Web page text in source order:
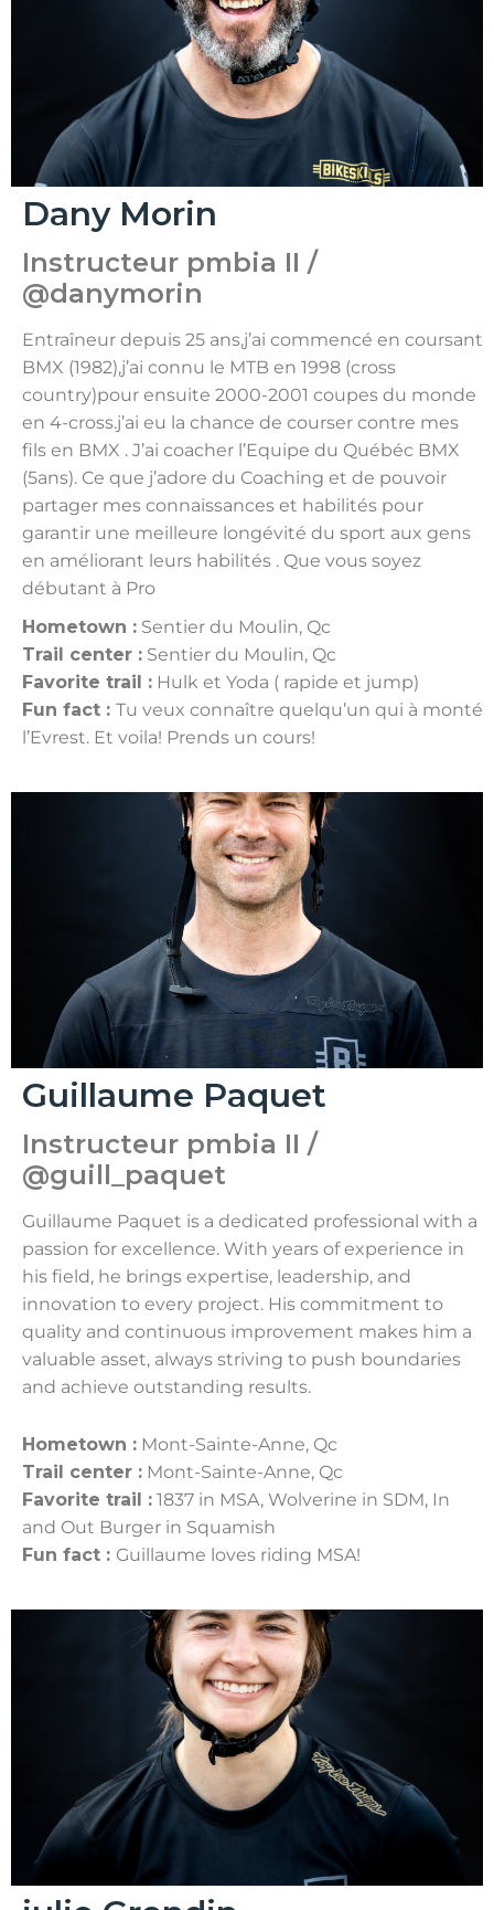
Dany Morin
Instructeur pmbia II /
@danymorin
Entraîneur depuis 25 ans,j’ai commencé en coursant
BMX (1982),j’ai connu le MTB en 1998 (cross
country)pour ensuite 2000-2001 coupes du monde
en 4-cross.j’ai eu la chance de courser contre mes
fils en BMX . J’ai coacher l’Equipe du Québéc BMX
(5ans). Ce que j’adore du Coaching et de pouvoir
partager mes connaissances et habilités pour
garantir une meilleure longévité du sport aux gens
en améliorant leurs habilités . Que vous soyez
débutant à Pro
Hometown : Sentier du Moulin, Qc
Trail center : Sentier du Moulin, Qc
Favorite trail : Hulk et Yoda ( rapide et jump)
Fun fact : Tu veux connaître quelqu’un qui à monté
l’Evrest. Et voila! Prends un cours!
Guillaume Paquet
Instructeur pmbia II /
@guill_paquet
Guillaume Paquet is a dedicated professional with a
passion for excellence. With years of experience in
his field, he brings expertise, leadership, and
innovation to every project. His commitment to
quality and continuous improvement makes him a
valuable asset, always striving to push boundaries
and achieve outstanding results.
Hometown : Mont-Sainte-Anne, Qc
Trail center : Mont-Sainte-Anne, Qc
Favorite trail : 1837 in MSA, Wolverine in SDM, In
and Out Burger in Squamish
Fun fact : Guillaume loves riding MSA!